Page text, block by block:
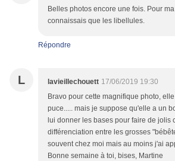
Belles photos encore une fois. Pour
connaissais que les libellules.
Répondre
L lavieillechouett 17/06/2019 19:30
Bravo pour cette magnifique photo,
puce..... mais je suppose qu'elle a un
lui donner les bases pour faire de jolis
différenciation entre les grosses
souvent chez moi mais au moins j'ai
Bonne semaine à toi, bises, Martine